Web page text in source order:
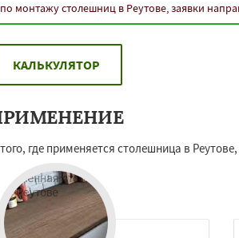
монтажу столешниц в Реутове, заявки
КАЛЬКУЛЯТОР
где применяется столешница в